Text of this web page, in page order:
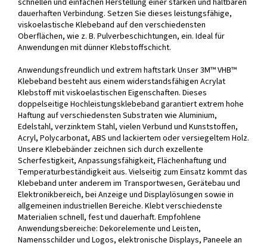
schnellen und einfachen Herstellung einer starken und haltbaren
dauerhaften Verbindung. Setzen Sie dieses leistungsfähige,
viskoelastische Klebeband auf den verschiedensten
Oberflächen, wie z. B. Pulverbeschichtungen, ein. Ideal für
Anwendungen mit dünner Klebstoffschicht.
Anwendungsfreundlich und extrem haftstark Unser 3M™ VHB™
Klebeband besteht aus einem widerstandsfähigen Acrylat
Klebstoff mit viskoelastischen Eigenschaften. Dieses
doppelseitige Hochleistungsklebeband garantiert extrem hohe
Haftung auf verschiedensten Substraten wie Aluminium,
Edelstahl, verzinktem Stahl, vielen Verbund und Kunststoffen,
Acryl, Polycarbonat, ABS und lackiertem oder versiegeltem Holz.
Unsere Klebebänder zeichnen sich durch exzellente
Scherfestigkeit, Anpassungsfähigkeit, Flächenhaftung und
Temperaturbeständigkeit aus. Vielseitig zum Einsatz kommt das
Klebeband unter anderem im Transportwesen, Gerätebau und
Elektronikbereich, bei Anzeige und Displaylösungen sowie in
allgemeinen industriellen Bereiche. Klebt verschiedenste
Materialien schnell, fest und dauerhaft. Empfohlene
Anwendungsbereiche: Dekorelemente und Leisten,
Namensschilder und Logos, elektronische Displays, Paneele an